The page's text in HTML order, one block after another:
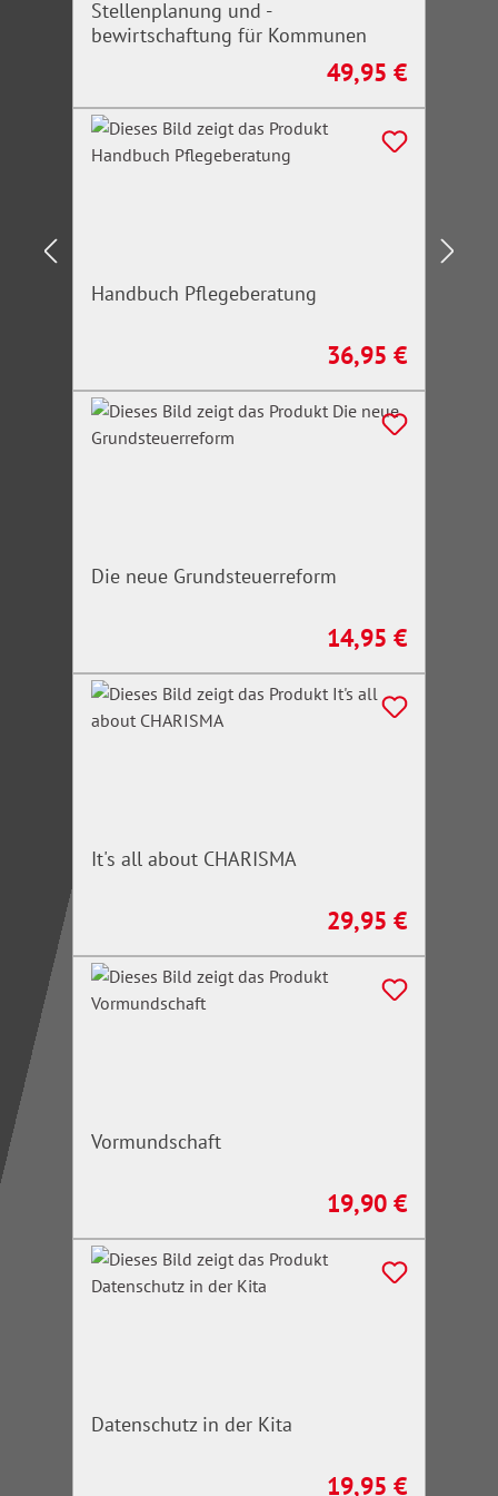
Stellenplanung und -
bewirtschaftung für Kommunen
Regulärer Preis:
49,95 €
Handbuch Pflegeberatung
Regulärer Preis:
36,95 €
Die neue Grundsteuerreform
Regulärer Preis:
14,95 €
It's all about CHARISMA
Regulärer Preis:
29,95 €
Vormundschaft
Regulärer Preis:
19,90 €
Datenschutz in der Kita
Regulärer Preis:
19,95 €